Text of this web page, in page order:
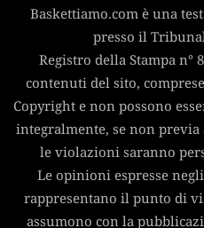
Baskettiamo.com è una
presso il
Registro della Stampa n°
contenuti del sito,
Copyright e non possono
integralmente, se non
le violazioni saranno
Le opinioni espresse
rappresentano il punto di
assumono con la